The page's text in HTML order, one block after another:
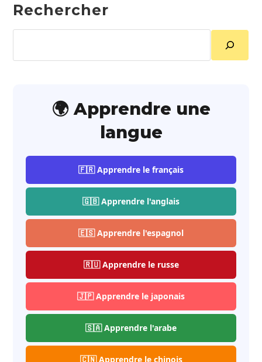
Rechercher
🌍 Apprendre une
langue
🇫🇷 Apprendre le français
🇬🇧 Apprendre l'anglais
🇪🇸 Apprendre l'espagnol
🇷🇺 Apprendre le russe
🇯🇵 Apprendre le japonais
🇸🇦 Apprendre l'arabe
🇨🇳 Apprendre le chinois